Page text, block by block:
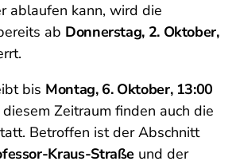
ablaufen kann, wird die
ab Donnerstag, 2. Oktober,
bis Montag, 6. Oktober, 13:00
Zeitraum finden auch die
Betroffen ist der Abschnitt
Kraus-Straße und der